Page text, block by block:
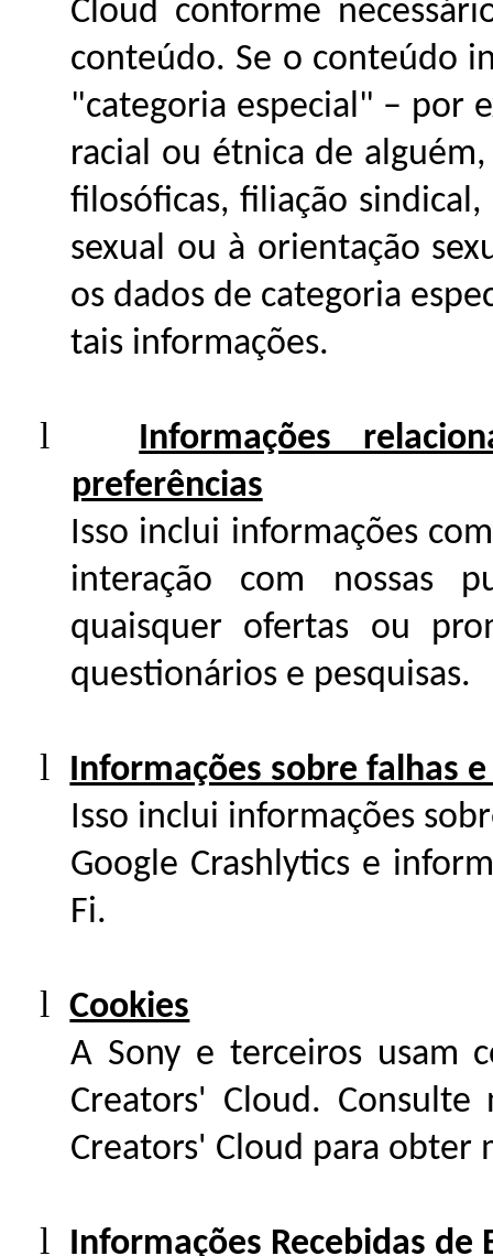
Cloud conforme
conteúdo. Se o conteúdo
"categoria especial" – por
racial ou étnica de
filosóficas, filiação
sexual ou à orientação
os dados de categoria
tais informações.
l
Informações
preferências
Isso inclui informações
interação com nossas
quaisquer ofertas ou
questionários e pesquisas.
l
Informações sobre falhas
Isso inclui informações
Google Crashlytics e
Fi.
l Cookies
A Sony e terceiros usam
Creators' Cloud. Consulte
Creators' Cloud para obter
l
Informações Recebidas de